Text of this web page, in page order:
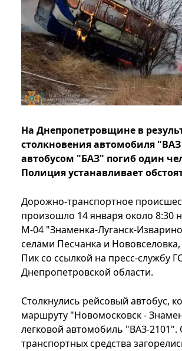
На Днепропетровщине в
столкновения автомобиля "ВАЗ
автобусом "БАЗ" погиб один
Полиция устанавливает
Дорожно-транспортное
произошло 14 января около 8:30
М-04 "Знаменка-Луганск-
селами Песчанка и
Пик со ссылкой на пресс-службу
Днепропетровской области.
Столкнулись рейсовый автобус,
маршруту "Новомосковск -
легковой автомобиль "ВАЗ-2101".
транспортных средства